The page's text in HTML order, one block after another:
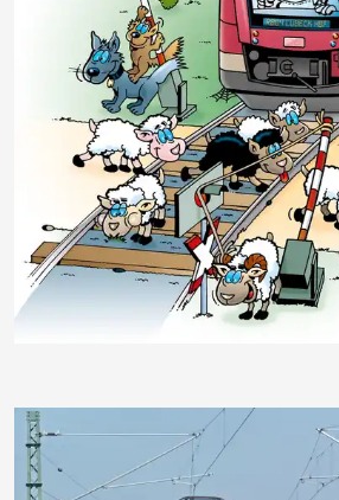
stefanbayer